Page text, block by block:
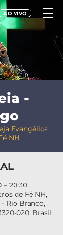
AO VIVO
-
Evangélica
NH
– 20:30
de Fé NH,
Rio Branco,
020, Brasil